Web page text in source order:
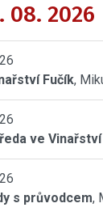
08. 2026
Fučík,
ve
s průvodcem,